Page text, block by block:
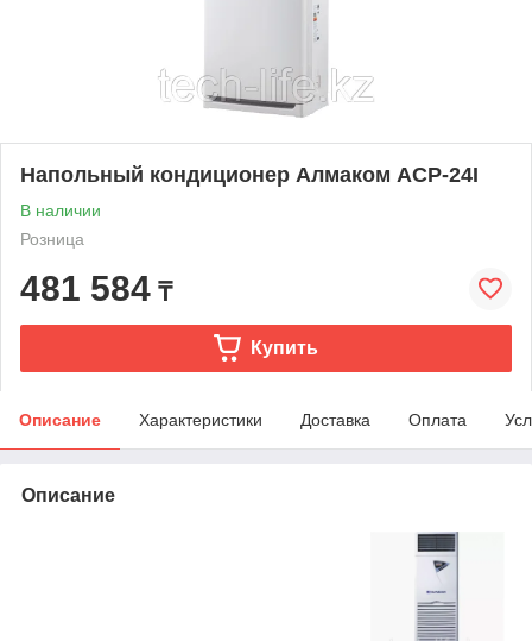
Напольный кондиционер Алмаком ACP-24I
В наличии
Розница
481 584 ₸
Купить
Описание Характеристики Доставка Оплата
Описание